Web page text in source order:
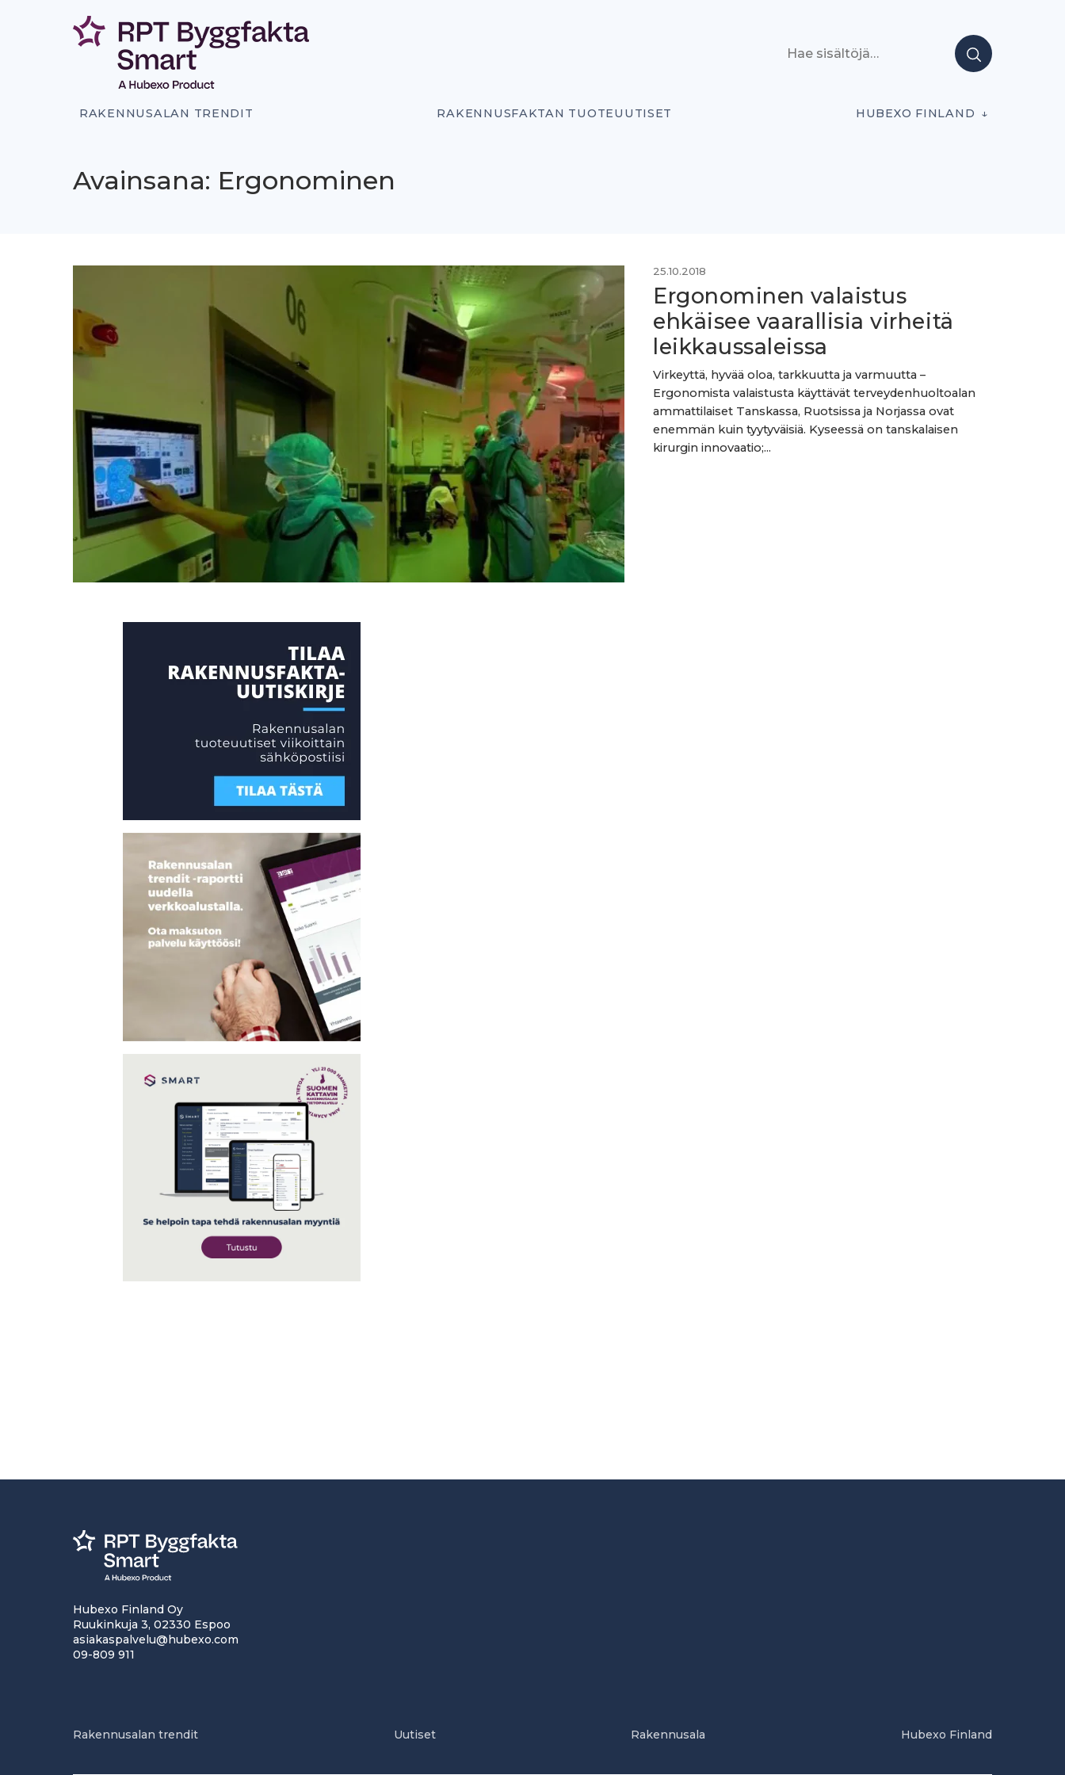
RAKENNUSALAN TRENDIT RAKENNUSFAKTAN TUOTEUUTISET HUBEXO FINLAND
Avainsana: Ergonominen
25.10.2018
Ergonominen valaistus
ehkäisee vaarallisia virheitä
leikkaussaleissa
Virkeyttä, hyvää oloa, tarkkuutta ja varmuutta –
Ergonomista valaistusta käyttävät terveydenhuoltoalan
ammattilaiset Tanskassa, Ruotsissa ja Norjassa ovat
enemmän kuin tyytyväisiä. Kyseessä on tanskalaisen
kirurgin innovaatio;...
Hubexo Finland Oy
Ruukinkuja 3, 02330 Espoo
asiakaspalvelu@hubexo.com
09-809 911
Rakennusalan trendit Uutiset Rakennusala Hubexo Finland